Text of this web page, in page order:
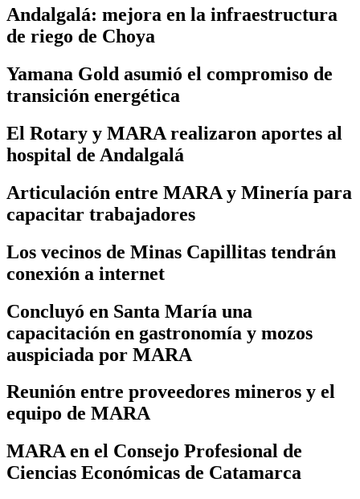
Andalgalá: mejora en la infraestructura
de riego de Choya
Yamana Gold asumió el compromiso de
transición energética
El Rotary y MARA realizaron aportes al
hospital de Andalgalá
Articulación entre MARA y Minería para
capacitar trabajadores
Los vecinos de Minas Capillitas tendrán
conexión a internet
Concluyó en Santa María una
capacitación en gastronomía y mozos
auspiciada por MARA
Reunión entre proveedores mineros y el
equipo de MARA
MARA en el Consejo Profesional de
Ciencias Económicas de Catamarca